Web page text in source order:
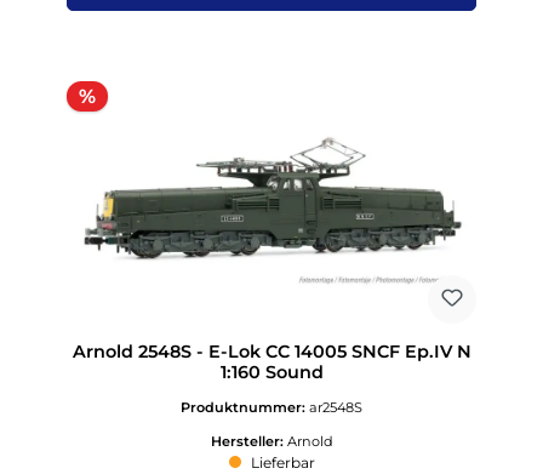
%Rabatt
Arnold 2548S - E-Lok CC 14005 SNCF Ep.IV N
1:160 Sound
Produktnummer: ar2548S
Hersteller: Arnold
Lieferbar